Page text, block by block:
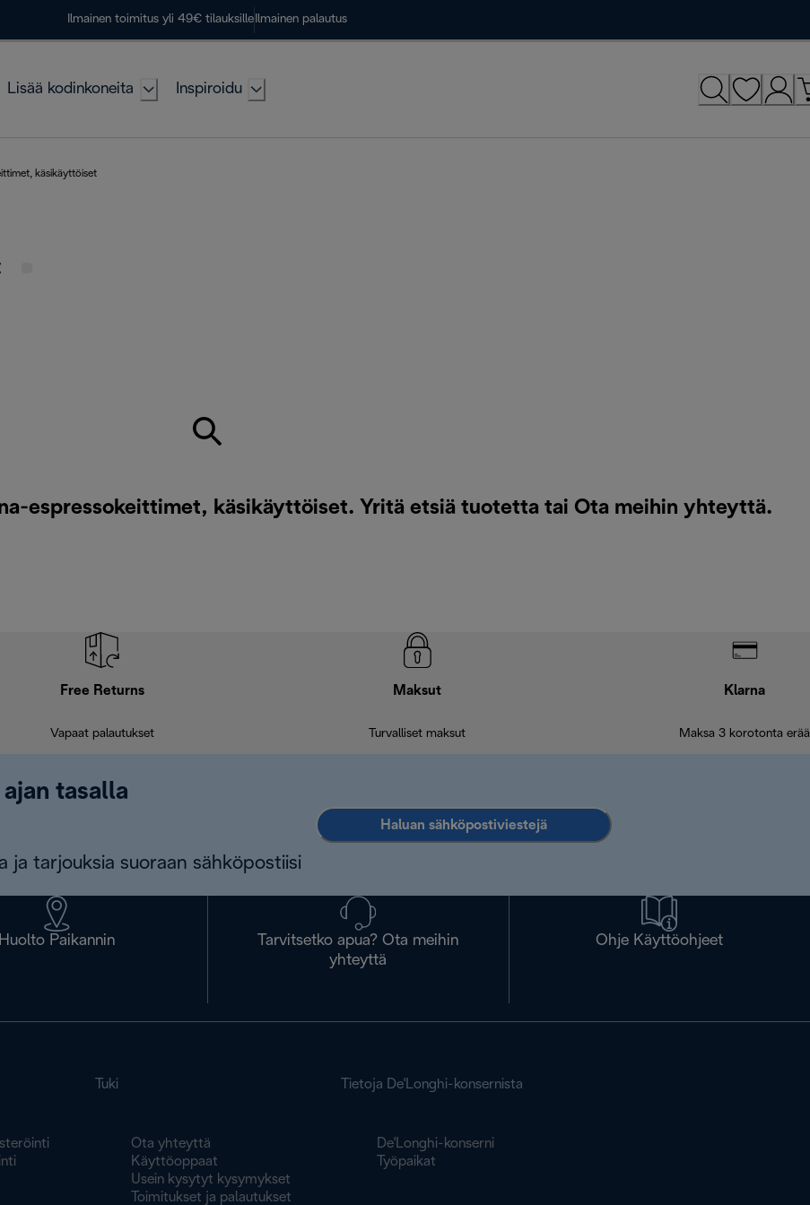
Ilmainen toimitus yli 49€ tilauksille Ilmainen palautus
Lisää kodinkoneita Inspiroidu
käsikäyttöiset
espressokeittimet, käsikäyttöiset. Yritä etsiä tuotetta tai Ota meihin yhteyttä.
Free Returns
Vapaat palautukset
Maksut
Turvalliset maksut
Klarna
Maksa 3 korotonta erää
tasalla
ja tarjouksia suoraan sähköpostiisi
Haluan sähköpostiviestejä
Huolto Paikannin
Tarvitsetko apua? Ota meihin
yhteyttä
Ohje Käyttöohjeet
Tuki
Ota yhteyttä
Käyttöoppaat
Usein kysytyt kysymykset
Toimitukset ja palautukset
Tietoja De'Longhi-konsernista
De'Longhi-konserni
Työpaikat